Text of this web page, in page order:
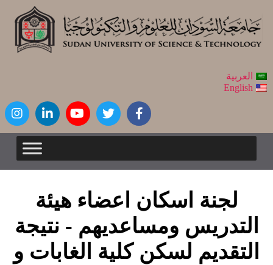
العربية
English
لجنة اسكان اعضاء هيئة
التدريس ومساعديهم - نتيجة
التقديم لسكن كلية الغابات و